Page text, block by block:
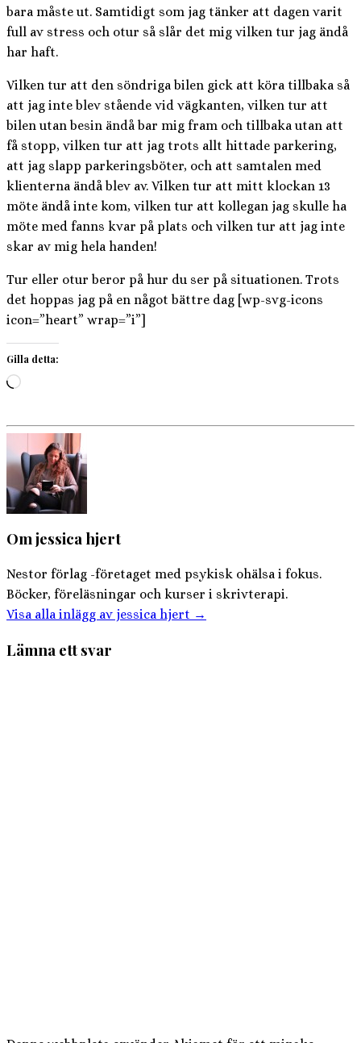
bara måste ut. Samtidigt som jag tänker att dagen varit
full av stress och otur så slår det mig vilken tur jag ändå
har haft.
Vilken tur att den söndriga bilen gick att köra tillbaka så
att jag inte blev stående vid vägkanten, vilken tur att
bilen utan besin ändå bar mig fram och tillbaka utan att
få stopp, vilken tur att jag trots allt hittade parkering,
att jag slapp parkeringsböter, och att samtalen med
klienterna ändå blev av. Vilken tur att mitt klockan 13
möte ändå inte kom, vilken tur att kollegan jag skulle ha
möte med fanns kvar på plats och vilken tur att jag inte
skar av mig hela handen!
Tur eller otur beror på hur du ser på situationen. Trots
det hoppas jag på en något bättre dag [wp-svg-icons
icon=”heart” wrap=”i”]
Gilla detta:
Laddar
…
Om jessica hjert
Nestor förlag -företaget med psykisk ohälsa i fokus.
Böcker, föreläsningar och kurser i skrivterapi.
Visa alla inlägg av jessica hjert →
Lämna ett svar